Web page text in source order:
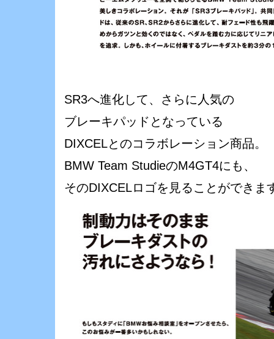
SR3へ進化して、さらに人気の
ブレーキパッドとなっている
DIXCELとのコラボレーション商品。
BMW Team StudieのM4GT4にも、
そのDIXCELロゴを見ることができま